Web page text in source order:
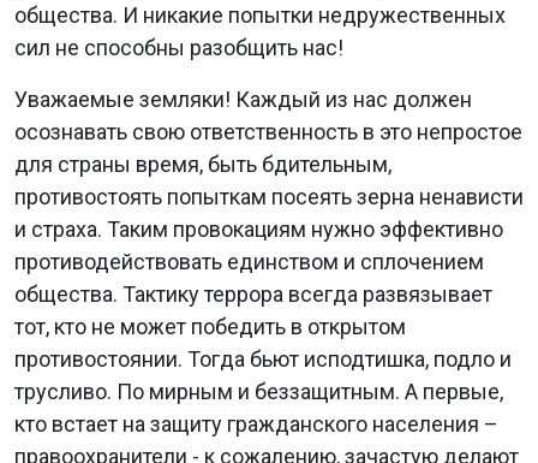
общества. И никакие попытки недружественных
сил не способны разобщить нас!
Уважаемые земляки! Каждый из нас должен
осознавать свою ответственность в это непростое
для страны время, быть бдительным,
противостоять попыткам посеять зерна ненависти
и страха. Таким провокациям нужно эффективно
противодействовать единством и сплочением
общества. Тактику террора всегда развязывает
тот, кто не может победить в открытом
противостоянии. Тогда бьют исподтишка, подло и
трусливо. По мирным и беззащитным. А первые,
кто встает на защиту гражданского населения –
правоохранители - к сожалению, зачастую делают